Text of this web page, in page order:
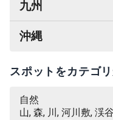
九州
沖縄
スポットをカテゴ
自然
山, 森, 川, 河川敷, 渓